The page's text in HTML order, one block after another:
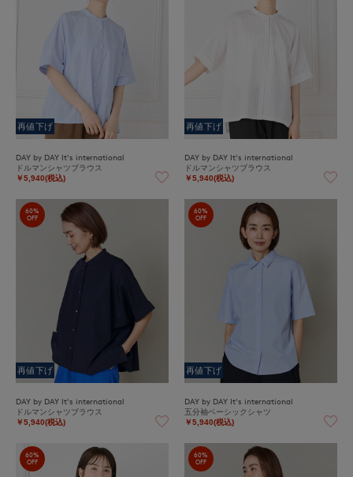
再値下げ
DAY by DAY It's international
ドルマンシャツブラウス
￥5,940(税込)
再値下げ
DAY by DAY It's international
ドルマンシャツブラウス
￥5,940(税込)
60%
OFF
再値下げ
DAY by DAY It's international
ドルマンシャツブラウス
￥5,940(税込)
60%
OFF
再値下げ
DAY by DAY It's international
五分袖ベーシックシャツ
￥5,940(税込)
60%
OFF
60%
OFF